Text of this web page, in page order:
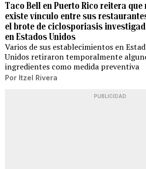
Taco Bell en Puerto Rico reitera que
existe vínculo entre sus
el brote de ciclosporiasis
en Estados Unidos
Varios de sus establecimientos en
Unidos retiraron temporalmente
ingredientes como medida preventiva
Por Itzel Rivera
PUBLICIDAD